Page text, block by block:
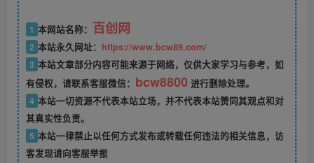
1 本网站名称： 百创网
2 本站永久网址： https://www.bcw89.com/
3 本站文章部分内容可能来源于网络，仅供大家学习与参考，如
有侵权，请联系客服微信： bcw8800 进行删除处理。
4 本站一切资源不代表本站立场，并不代表本站赞同其观点和对
其真实性负责。
5 本站一律禁止以任何方式发布或转载任何违法的相关信息，访
客发现请向客服举报